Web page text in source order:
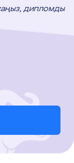
дипломды